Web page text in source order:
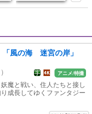
「風の海 迷宮の岸」
アニメ/特撮
魔と戦い、住人たちと接し
成長してゆくファンタジー